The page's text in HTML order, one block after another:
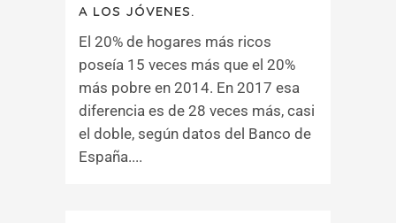
A LOS JÓVENES.
El 20% de hogares más ricos
poseía 15 veces más que el 20%
más pobre en 2014. En 2017 esa
diferencia es de 28 veces más, casi
el doble, según datos del Banco de
España....